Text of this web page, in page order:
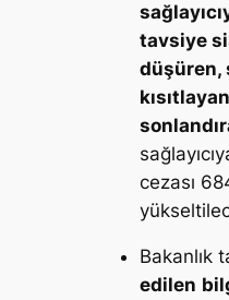
tavsiye
düşüren,
cezası
Bakanlık
edilen